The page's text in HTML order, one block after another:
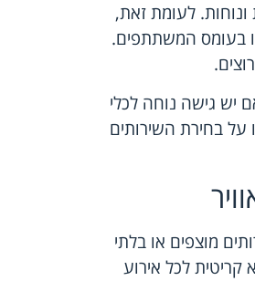
ונוחות. לעומת זאת,
בעומס המשתתפים.
יש גישה נוחה לכלי
בחירת השירותים
מוצפים או בלתי
קריטית לכל אירוע